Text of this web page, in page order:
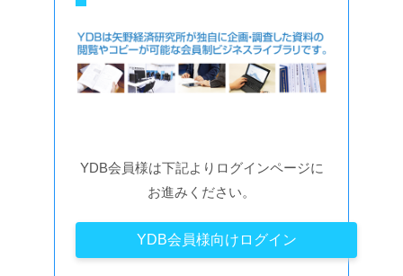
YDB会員様は下記よりログインページに
お進みください。
YDB会員様向けログイン